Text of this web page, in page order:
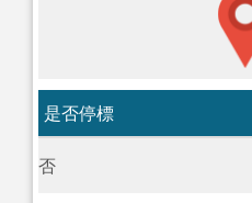
是否停標
否